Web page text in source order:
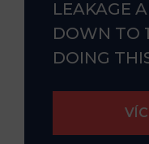
LEAKAGE
DOWN TO
DOING